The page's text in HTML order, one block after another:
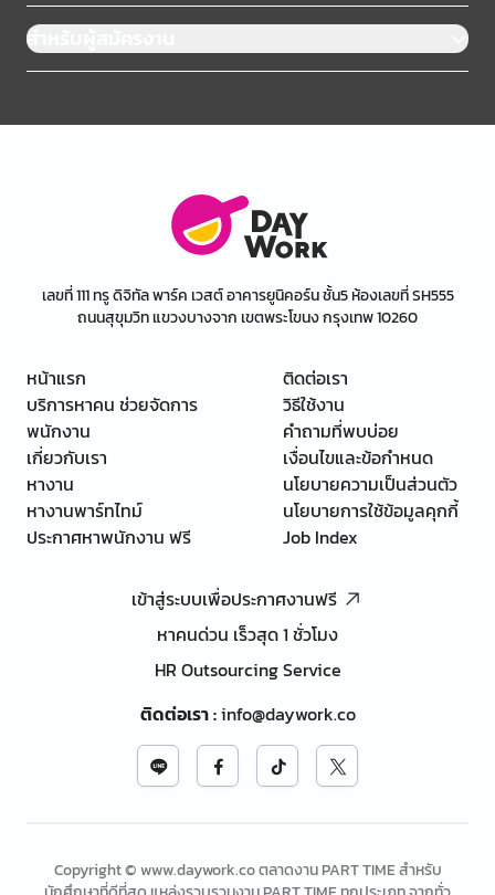
สำหรับผู้สมัครงาน
เลขที่ 111 ทรู ดิจิทัล พาร์ค เวสต์ อาคารยูนิคอร์น ชั้น5 ห้องเลขที่ SH555
ถนนสุขุมวิท แขวงบางจาก เขตพระโขนง กรุงเทพ 10260
หน้าแรก
บริการหาคน ช่วยจัดการ
พนักงาน
เกี่ยวกับเรา
หางาน
หางานพาร์ทไทม์
ประกาศหาพนักงาน ฟรี
ติดต่อเรา
วิธีใช้งาน
คำถามที่พบบ่อย
เงื่อนไขและข้อกำหนด
นโยบายความเป็นส่วนตัว
นโยบายการใช้ข้อมูลคุกกี้
Job Index
เข้าสู่ระบบเพื่อประกาศงานฟรี
หาคนด่วน เร็วสุด 1 ชั่วโมง
HR Outsourcing Service
ติดต่อเรา:info@daywork.co
Copyright © www.daywork.co ตลาดงาน PART TIME สำหรับ